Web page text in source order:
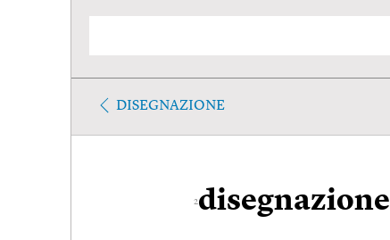
DISEGNAZIONE
2disegnazione